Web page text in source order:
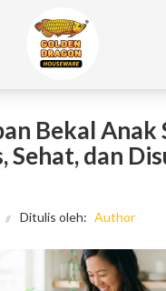
Bekal Anak
Sehat, dan
Ditulis oleh: Author